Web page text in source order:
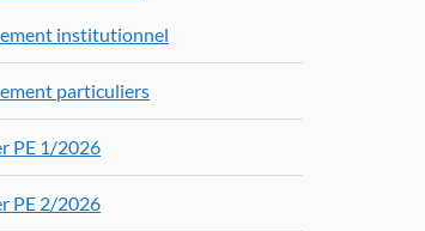
institutionnel
particuliers
PE 1/2026
PE 2/2026